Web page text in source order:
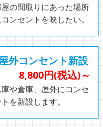
の間取りにあった場所
ンセントを映したい。
外コンセント新設
8,800円(税込)～
や倉庫、屋外にコンセ
を新設します。